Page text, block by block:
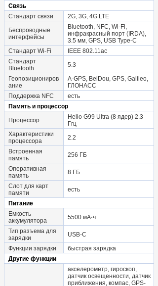
Связь
Стандарт связи
2G, 3G, 4G LTE
Беспроводные
интерфейсы
Bluetooth, NFC, Wi-Fi,
инфракрасный порт (IRDA),
3.5 мм, GPS, USB Type-C
Стандарт Wi-Fi
IEEE 802.11ac
Стандарт
Bluetooth
5.3
Геопозициониров
ание
A-GPS, BeiDou, GPS, Galileo,
ГЛОНАСС
Поддержка NFC
есть
Память и процессор
Процессор
Helio G99 Ultra (8 ядер) 2.3
Ггц
Характеристики
процессора
2.2
Встроенная
память
256 ГБ
Оперативная
память
8 ГБ
Слот для карт
памяти
есть
Питание
Емкость
аккумулятора
5500 мА⋅ч
Тип разъема для
зарядки
USB-C
Функции зарядки
быстрая зарядка
Другие функции
акселерометр, гироскоп,
датчик освещенности, датчик
приближения, компас, GPS-